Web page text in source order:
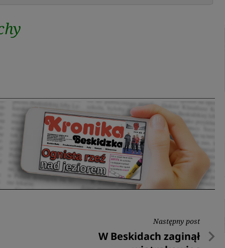
Następny post
Następny
W Beskidach zaginął